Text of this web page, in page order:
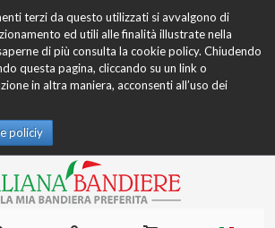
terzi da questo utilizzati si avvalgono di
ed utili alle finalità illustrate nella
di più consulta la cookie policy. Chiudendo
questa pagina, cliccando su un link o
in altra maniera, acconsenti all’uso dei
policiy